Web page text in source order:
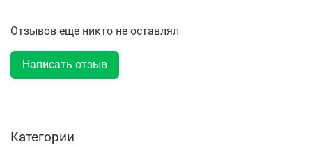
Отзывов еще никто не оставлял
Написать отзыв
Категории